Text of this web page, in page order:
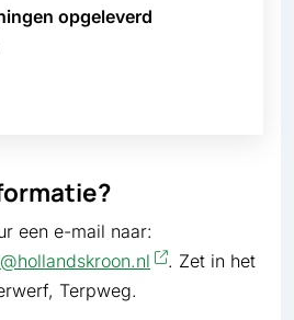
opgeleverd
een e-mail naar:
. Zet in het
Terpweg.